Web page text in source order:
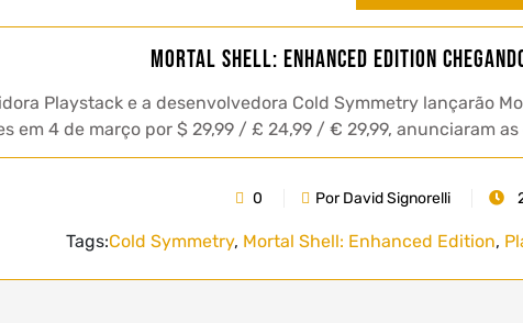
Mortal Shell: Enhanced Edition
Playstack e a desenvolvedora Cold Symmetry lançarão
em 4 de março por $ 29,99 / £ 24,99 / € 29,99, anunciaram as
0 Por David Signorelli
Tags:Cold Symmetry, Mortal Shell: Enhanced Edition,